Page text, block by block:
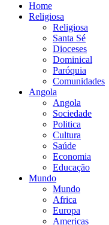
Home
Religiosa
Religiosa
Santa Sé
Dioceses
Dominical
Paróquia
Comunidades
Angola
Angola
Sociedade
Politica
Cultura
Saúde
Economia
Educação
Mundo
Mundo
Africa
Europa
Americas